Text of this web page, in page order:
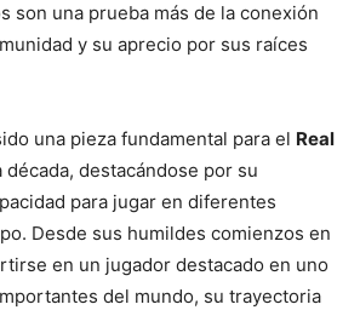
son una prueba más de la conexión
y su aprecio por sus raíces
una pieza fundamental para el Real
década, destacándose por su
para jugar en diferentes
Desde sus humildes comienzos en
en un jugador destacado en uno
del mundo, su trayectoria